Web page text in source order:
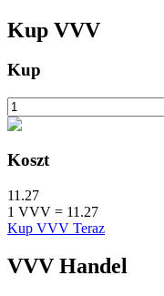
Zdobądź
Kup VVV
Kup
Koszt
11.27
1 VVV = 11.27
Kup VVV Teraz
VVV Handel